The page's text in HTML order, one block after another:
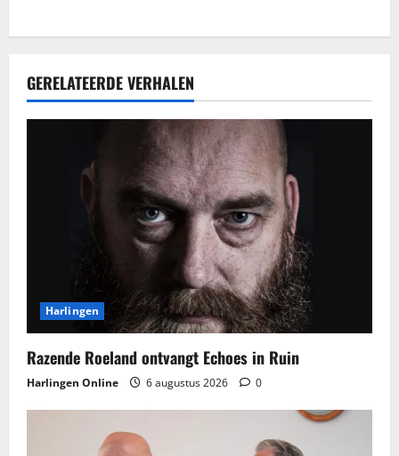
GERELATEERDE VERHALEN
Harlingen
Razende Roeland ontvangt Echoes in Ruin
Harlingen Online 6 augustus 2026 0